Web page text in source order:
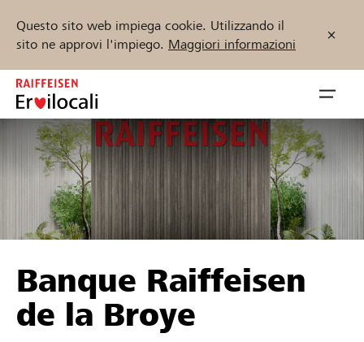
Questo sito web impiega cookie. Utilizzando il
sito ne approvi l'impiego. Maggiori informazioni
Zum
Inhalt
springen
öffnen
Sostenere
Aiuto & supporto
Trova progetti e organizzazioni
Inizia ora
Banque Raiffeisen
de la Broye